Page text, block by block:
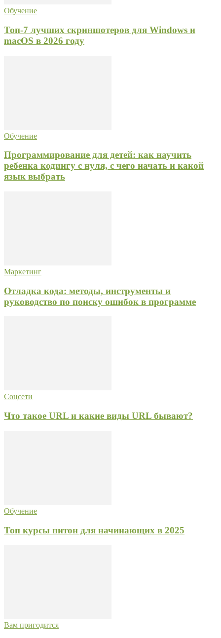
Обучение
Топ-7 лучших скриншотеров для Windows и
macOS в 2026 году
Обучение
Программирование для детей: как научить
ребенка кодингу с нуля, с чего начать и какой
язык выбрать
Маркетинг
Отладка кода: методы, инструменты и
руководство по поиску ошибок в программе
Соцсети
Что такое URL и какие виды URL бывают?
Обучение
Топ курсы питон для начинающих в 2025
Вам пригодится